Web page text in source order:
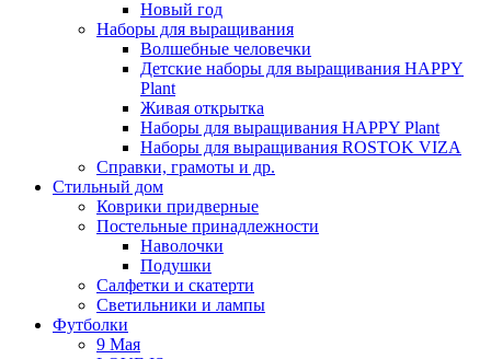
Новый год
Наборы для выращивания
Волшебные человечки
Детские наборы для выращивания HAPPY
Plant
Живая открытка
Наборы для выращивания HAPPY Plant
Наборы для выращивания ROSTOK VIZA
Справки, грамоты и др.
Стильный дом
Коврики придверные
Постельные принадлежности
Наволочки
Подушки
Салфетки и скатерти
Светильники и лампы
Футболки
9 Мая